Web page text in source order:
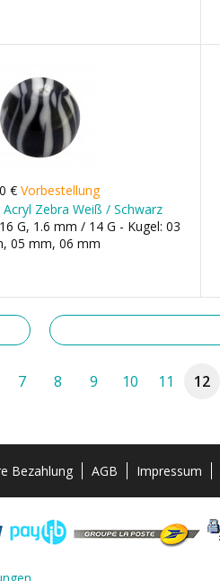
€ Vorbestellung
Acryl Zebra Weiß / Schwarz
G, 1.6 mm / 14 G - Kugel: 03
05 mm, 06 mm
7 8 9 10 11 12
Bezahlung AGB Impressum